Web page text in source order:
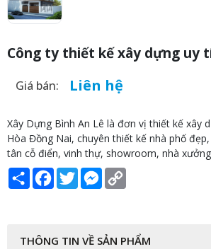
Công ty thiết kế xây dựng uy
Giá bán: Liên hệ
Xây Dựng Bình An Lê là đơn vị thiết kế xây
Hòa Đồng Nai, chuyên thiết kế nhà phố
tân cỗ điển, vinh thự, showroom, nhà
Share Facebook
TwitterMessenger
THÔNG TIN VỀ SẢN PHẨM